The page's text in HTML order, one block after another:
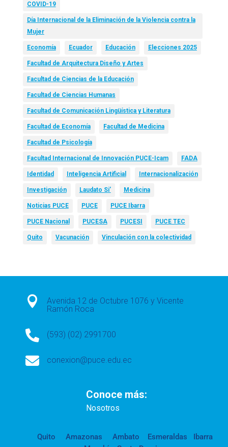
COVID-19
Día Internacional de la Eliminación de la Violencia contra la
Mujer
Economía Ecuador Educación Elecciones 2025
Facultad de Arquitectura Diseño y Artes
Facultad de Ciencias de la Educación
Facultad de Ciencias Humanas
Facultad de Comunicación Lingüística y Literatura
Facultad de Economía Facultad de Medicina
Facultad de Psicología
Facultad Internacional de Innovación PUCE-Icam FADA
Identidad Inteligencia Artificial Internacionalización
Investigación Laudato Si’ Medicina
Noticias PUCE PUCE PUCE Ibarra
PUCE Nacional PUCESA PUCESI PUCE TEC
Quito Vacunación Vinculación con la colectividad

Avenida 12 de Octubre 1076 y Vicente
Ramón Roca
 (593) (02) 2991700
 conexion@puce.edu.ec
Conoce más:
Nosotros
Quito Amazonas Ambato Esmeraldas
Ibarra